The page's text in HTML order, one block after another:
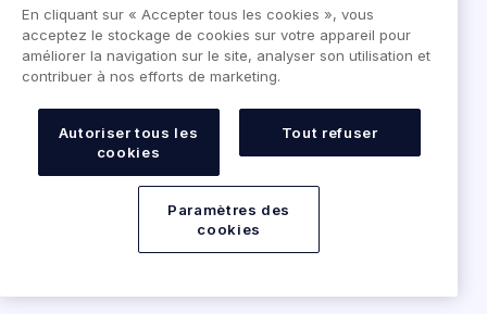
En cliquant sur « Accepter tous les cookies », vous
acceptez le stockage de cookies sur votre appareil pour
améliorer la navigation sur le site, analyser son utilisation et
contribuer à nos efforts de marketing.
Autoriser tous les
cookies
Tout refuser
Paramètres des
cookies